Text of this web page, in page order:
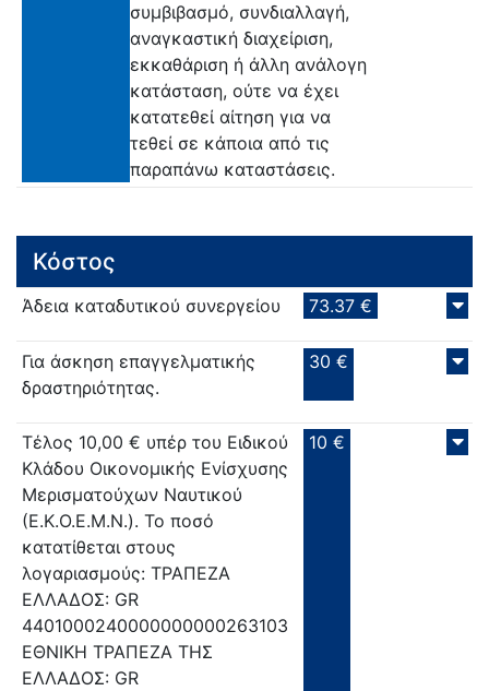
συμβιβασμό, συνδιαλλαγή,
αναγκαστική διαχείριση,
εκκαθάριση ή άλλη ανάλογη
κατάσταση, ούτε να έχει
κατατεθεί αίτηση για να
τεθεί σε κάποια από τις
παραπάνω καταστάσεις.
Κόστος
Άδεια καταδυτικού συνεργείου 73.37 €
Για άσκηση επαγγελματικής
δραστηριότητας.
30 €
Τέλος 10,00 € υπέρ του Ειδικού
Κλάδου Οικονομικής Ενίσχυσης
Μερισματούχων Ναυτικού
(Ε.Κ.Ο.Ε.Μ.Ν.). Το ποσό
κατατίθεται στους
λογαριασμούς: ΤΡΑΠΕΖΑ
ΕΛΛΑΔΟΣ: GR
4401000240000000000263103
ΕΘΝΙΚΗ ΤΡΑΠΕΖΑ ΤΗΣ
ΕΛΛΑΔΟΣ: GR
10 €